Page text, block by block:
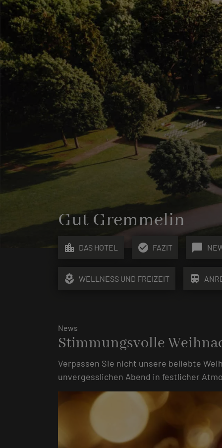
Gut Gremmelin
location_city DAS HOTEL check_circle FAZIT chat_bubble
local_florist WELLNESS UND FREIZEIT train
News
Stimmungsvolle
Verpassen Sie nicht unsere beliebte
unvergesslichen Abend in festlicher